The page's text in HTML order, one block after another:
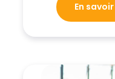
En savoir